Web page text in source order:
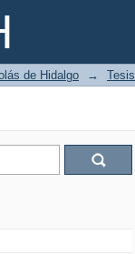
de Hidalgo → Tesis